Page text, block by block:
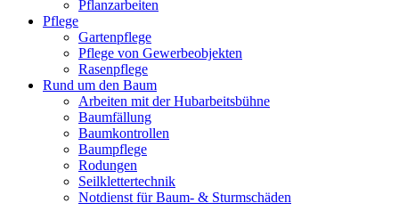
Pflanzarbeiten
Pflege
Gartenpflege
Pflege von Gewerbeobjekten
Rasenpflege
Rund um den Baum
Arbeiten mit der Hubarbeitsbühne
Baumfällung
Baumkontrollen
Baumpflege
Rodungen
Seilklettertechnik
Notdienst für Baum- & Sturmschäden